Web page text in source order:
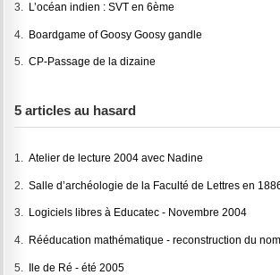
3. L’océan indien : SVT en 6ème
4. Boardgame of Goosy Goosy gandle
5.CP-Passage de la dizaine
5 articles au hasard
1.Atelier de lecture 2004 avec Nadine
2.Salle d’archéologie de la Faculté de Lettres en
3. Logiciels libres à Educatec - Novembre 2004
4. Rééducation mathématique - reconstruction du
5. Ile de Ré - été 2005